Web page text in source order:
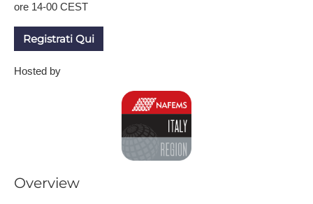
ore 14-00 CEST
R​egistrati Qui
Hosted by
Overview